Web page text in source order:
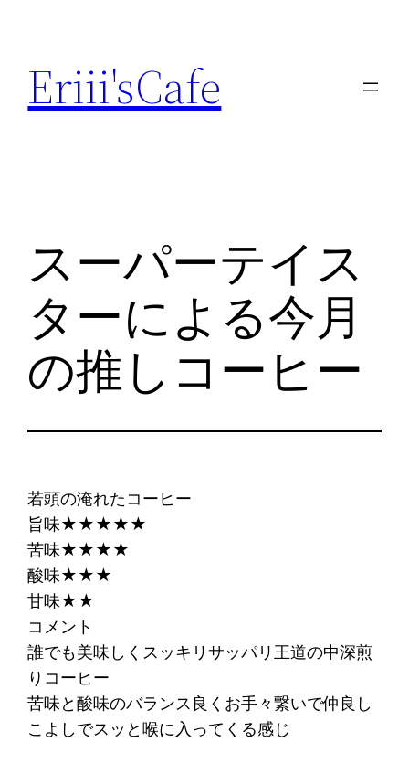
Eriii'sCafe
スーパーテイス
ターによる今月
の推しコーヒー
若頭の淹れたコーヒー
旨味★★★★★
苦味★★★★
酸味★★★
甘味★★
コメント
誰でも美味しくスッキリサッパリ王道の中深煎
りコーヒー
苦味と酸味のバランス良くお手々繋いで仲良し
こよしでスッと喉に入ってくる感じ